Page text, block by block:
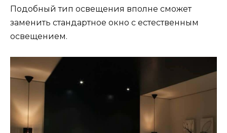
Подобный тип освещения вполне сможет
заменить стандартное окно с естественным
освещением.